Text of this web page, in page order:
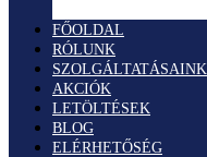
FŐOLDAL
RÓLUNK
SZOLGÁLTATÁSAINK
AKCIÓK
LETÖLTÉSEK
BLOG
ELÉRHETŐSÉG